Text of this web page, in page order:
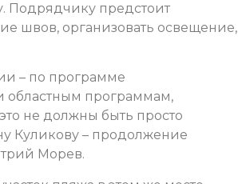
Подрядчику предстоит
швов, организовать освещение,
– по программе
областным программам,
не должны быть просто
Куликову – продолжение
Морев.